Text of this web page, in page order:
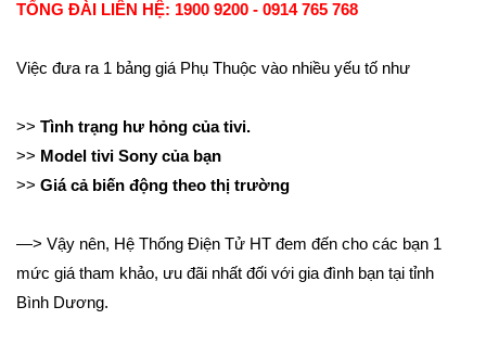
TỔNG ĐÀI LIÊN HỆ: 1900 9200 - 0914 765 768
Việc đưa ra 1 bảng giá Phụ Thuộc vào nhiều yếu tố như
>> Tình trạng hư hỏng của tivi.
>> Model tivi Sony của bạn
>> Giá cả biến động theo thị trường
—> Vậy nên, Hệ Thống Điện Tử HT đem đến cho các bạn 1
mức giá tham khảo, ưu đãi nhất đối với gia đình bạn tại tỉnh
Bình Dương.